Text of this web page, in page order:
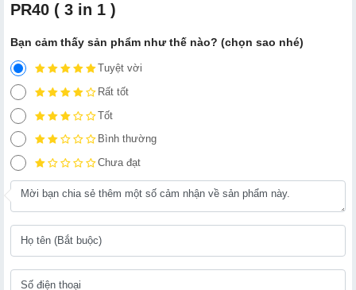
PR40 ( 3 in 1 )
Bạn cảm thấy sản phẩm như thế nào? (chọn sao nhé)
Tuyệt vời
Rất tốt
Tốt
Bình thường
Chưa đạt